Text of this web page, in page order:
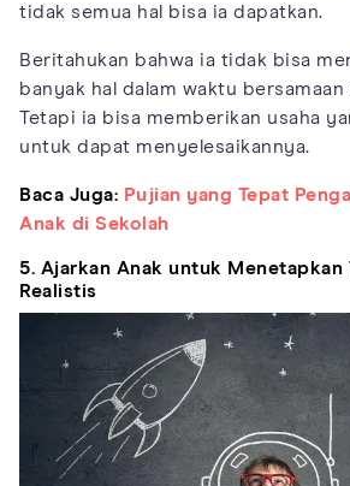
tidak semua hal bisa ia dapatkan.
Beritahukan bahwa ia tidak bisa
banyak hal dalam waktu
Tetapi ia bisa memberikan usaha
untuk dapat menyelesaikannya.
Baca Juga: Pujian yang Tepat
Anak di Sekolah
5. Ajarkan Anak untuk Menetapkan
Realistis